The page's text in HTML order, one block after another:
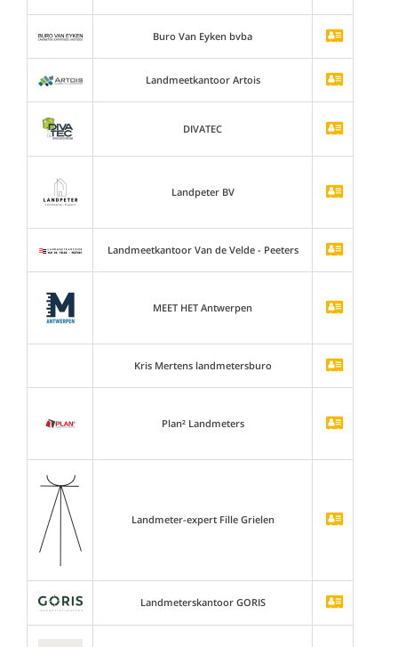
Buro Van Eyken bvba
Landmeetkantoor Artois
DIVATEC
Landpeter BV
Landmeetkantoor Van de Velde - Peeters
MEET HET Antwerpen
Kris Mertens landmetersburo
Plan² Landmeters
Landmeter-expert Fille Grielen
Landmeterskantoor GORIS